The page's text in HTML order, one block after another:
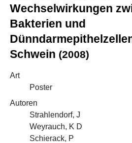
Wechselwirkungen
Bakterien und
Schwein (2008)
Art
Poster
Autoren
Strahlendorf, J
Weyrauch, K D
Schierack, P